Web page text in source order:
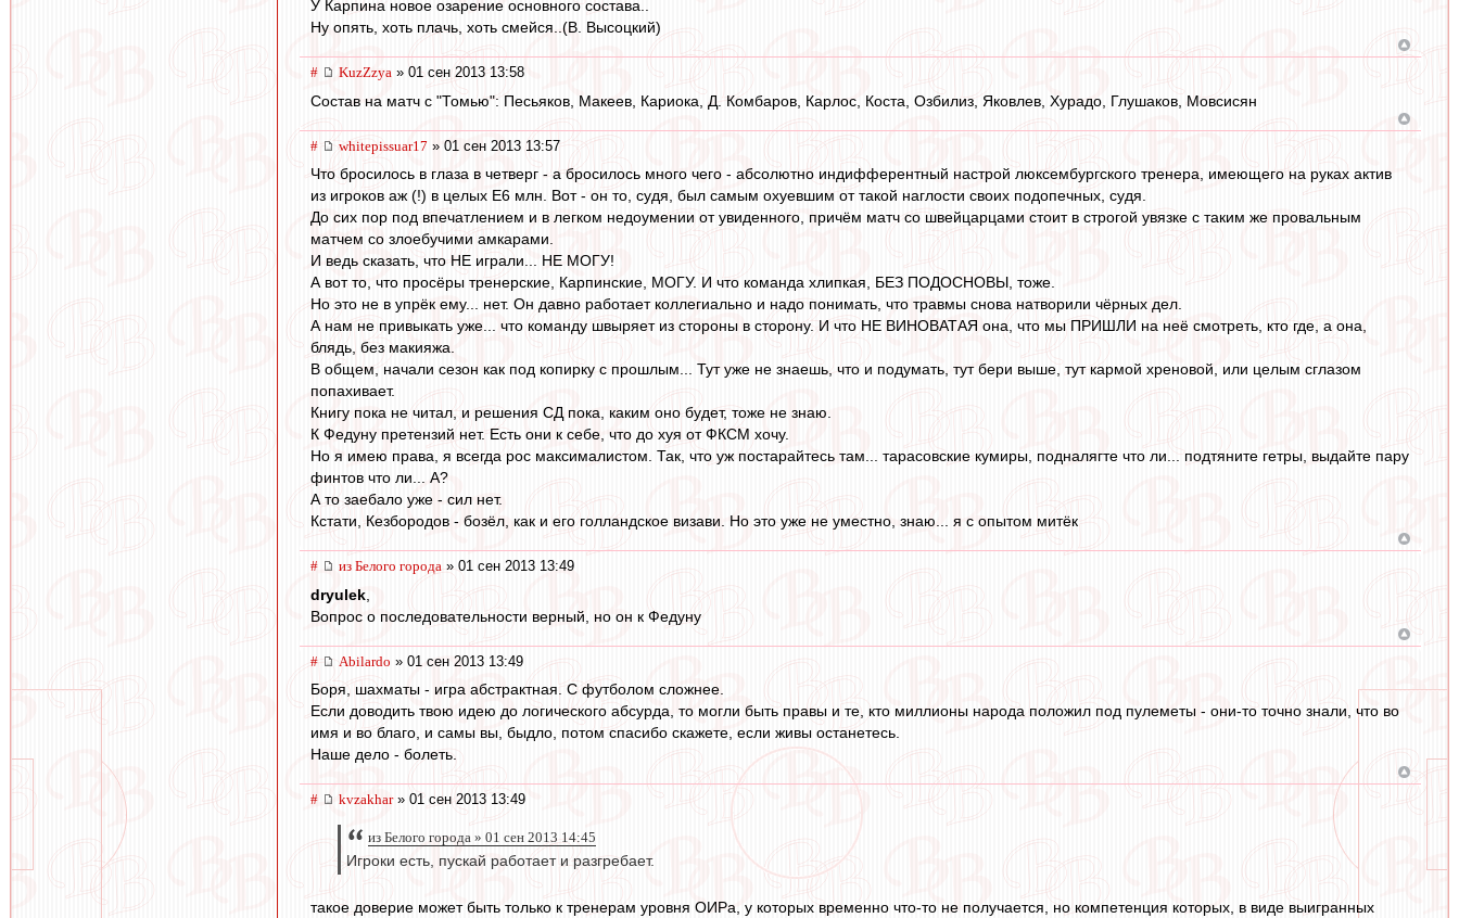
У Карпина новое озарение основного состава..
Ну опять, хоть плачь, хоть смейся..(В. Высоцкий)
# KuzZzya » 01 сен 2013 13:58
Состав на матч с "Томью": Песьяков, Макеев, Кариока, Д. Комбаров, Карлос, Коста, Озбилиз, Яковлев, Хурадо, Глушаков, Мовсисян
# whitepissuar17 » 01 сен 2013 13:57
Что бросилось в глаза в четверг - а бросилось много чего - абсолютно индифферентный настрой люксембургского тренера, имеющего на руках актив
из игроков аж (!) в целых Е6 млн. Вот - он то, судя, был самым охуевшим от такой наглости своих подопечных, судя.
До сих пор под впечатлением и в легком недоумении от увиденного, причём матч со швейцарцами стоит в строгой увязке с таким же провальным
матчем со злоебучими амкарами.
И ведь сказать, что НЕ играли... НЕ МОГУ!
А вот то, что просёры тренерские, Карпинские, МОГУ. И что команда хлипкая, БЕЗ ПОДОСНОВЫ, тоже.
Но это не в упрёк ему... нет. Он давно работает коллегиально и надо понимать, что травмы снова натворили чёрных дел.
А нам не привыкать уже... что команду швыряет из стороны в сторону. И что НЕ ВИНОВАТАЯ она, что мы ПРИШЛИ на неё смотреть, кто где, а она,
блядь, без макияжа.
В общем, начали сезон как под копирку с прошлым... Тут уже не знаешь, что и подумать, тут бери выше, тут кармой хреновой, или целым сглазом
попахивает.
Книгу пока не читал, и решения СД пока, каким оно будет, тоже не знаю.
К Федуну претензий нет. Есть они к себе, что до хуя от ФКСМ хочу.
Но я имею права, я всегда рос максималистом. Так, что уж постарайтесь там... тарасовские кумиры, подналягте что ли... подтяните гетры, выдайте пару
финтов что ли... А?
А то заебало уже - сил нет.
Кстати, Кезбородов - бозёл, как и его голландское визави. Но это уже не уместно, знаю... я с опытом митёк
# из Белого города » 01 сен 2013 13:49
dryulek
Вопрос о последовательности верный, но он к Федуну
# Abilardo » 01 сен 2013 13:49
Боря, шахматы - игра абстрактная. С футболом сложнее.
Если доводить твою идею до логического абсурда, то могли быть правы и те, кто миллионы народа положил под пулеметы - они-то точно знали, что во
имя и во благо, и самы вы, быдло, потом спасибо скажете, если живы останетесь.
Наше дело - болеть.
# kvzakhar» 01 сен 2013 13:49
из Белого города » 01 сен 2013 14:45
Игроки есть, пускай работает и разгребает.
такое доверие может быть только к тренерам уровня ОИРа, у которых временно что-то не получается, но компетенция которых, в виде выигранных